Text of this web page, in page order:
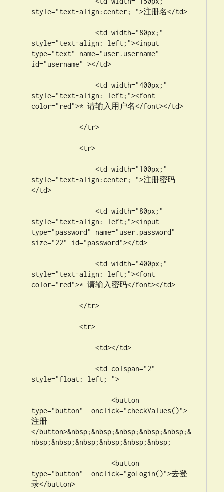
style="text-align:center; ">注册名</td>
                <td width="80px;"
style="text-align: left;"><input
type="text" name="user.username"
id="username" ></td>
                <td width="400px;"
style="text-align: left;"><font
color="red">* 请输入用户名</font></td>
            </tr>
            <tr>
                <td width="100px;"
style="text-align:center; ">注册密码
</td>
                <td width="80px;"
style="text-align: left;"><input
type="password" name="user.password"
size="22" id="password"></td>
                <td width="400px;"
style="text-align: left;"><font
color="red">* 请输入密码</font></td>
            </tr>
            <tr>
                <td></td>
                <td colspan="2"
style="float: left; ">
                    <button
type="button"  onclick="checkValues()">
注册
</button>&nbsp;&nbsp;&nbsp;&nbsp;&nbsp;&
nbsp;&nbsp;&nbsp;&nbsp;&nbsp;&nbsp;
                    <button
type="button"  onclick="goLogin()">去登
录</button>